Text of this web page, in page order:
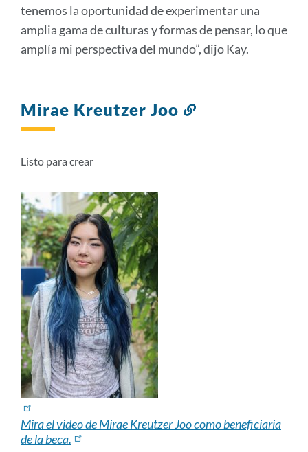
tenemos la oportunidad de experimentar una
amplia gama de culturas y formas de pensar, lo que
amplía mi perspectiva del mundo”, dijo Kay.
Mirae Kreutzer Joo
Listo para crear
Mira el video de Mirae Kreutzer Joo como beneficiaria
de la beca.